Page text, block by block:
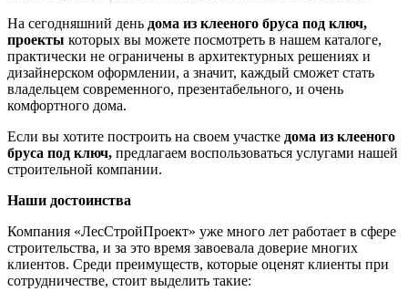
На сегодняшний день дома из клееного бруса под ключ,
проекты которых вы можете посмотреть в нашем каталоге,
практически не ограничены в архитектурных решениях и
дизайнерском оформлении, а значит, каждый сможет стать
владельцем современного, презентабельного, и очень
комфортного дома.
Если вы хотите построить на своем участке дома из клееного
бруса под ключ, предлагаем воспользоваться услугами нашей
строительной компании.
Наши достоинства
Компания «ЛесСтройПроект» уже много лет работает в сфере
строительства, и за это время завоевала доверие многих
клиентов. Среди преимуществ, которые оценят клиенты при
сотрудничестве, стоит выделить такие: